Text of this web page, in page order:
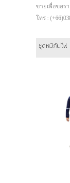
ขายเพื่อขอร
โทร :
ชุดหมีกันไฟ